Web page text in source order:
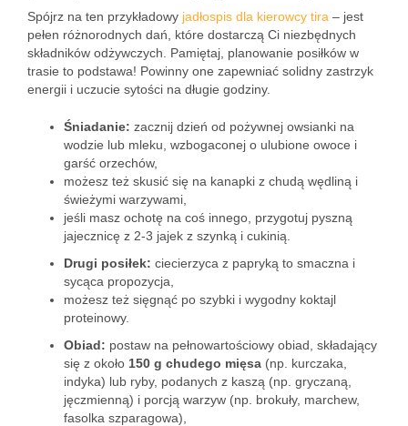
Spójrz na ten przykładowy jadłospis dla kierowcy tira – jest
pełen różnorodnych dań, które dostarczą Ci niezbędnych
składników odżywczych. Pamiętaj, planowanie posiłków w
trasie to podstawa! Powinny one zapewniać solidny zastrzyk
energii i uczucie sytości na długie godziny.
Śniadanie: zacznij dzień od pożywnej owsianki na
wodzie lub mleku, wzbogaconej o ulubione owoce i
garść orzechów,
możesz też skusić się na kanapki z chudą wędliną i
świeżymi warzywami,
jeśli masz ochotę na coś innego, przygotuj pyszną
jajecznicę z 2-3 jajek z szynką i cukinią.
Drugi posiłek: ciecierzyca z papryką to smaczna i
sycąca propozycja,
możesz też sięgnąć po szybki i wygodny koktajl
proteinowy.
Obiad: postaw na pełnowartościowy obiad, składający
się z około 150 g chudego mięsa (np. kurczaka,
indyka) lub ryby, podanych z kaszą (np. gryczaną,
jęczmienną) i porcją warzyw (np. brokuły, marchew,
fasolka szparagowa),